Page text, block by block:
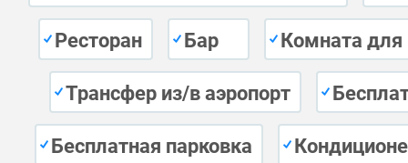
Ресторан Бар Комната
Трансфер из/в аэропорт
Бесплатная парковка